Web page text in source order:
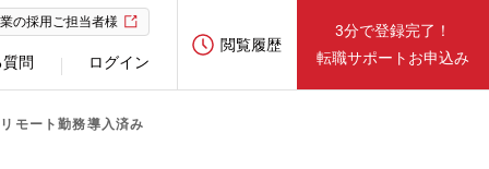
の採用ご担当者様
問 ログイン
閲覧履歴
3分で登録完了！
転職サポートお申込み
モート勤務導入済み